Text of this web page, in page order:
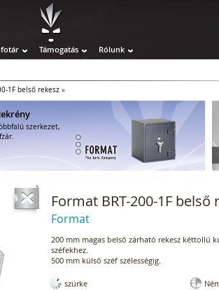
Támogatás Rólunk
1F belső rekesz »
szerkezet,
Format BRT-200-1F belső
Format
200 mm magas belső zárható rekesz kéttollú
széfekhez.
500 mm külső széf szélességig.
szürke